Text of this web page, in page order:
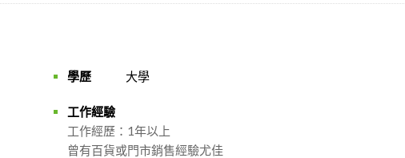
學歷 大學
工作經驗
工作經歷：1年以上
曾有百貨或門市銷售經驗尤佳